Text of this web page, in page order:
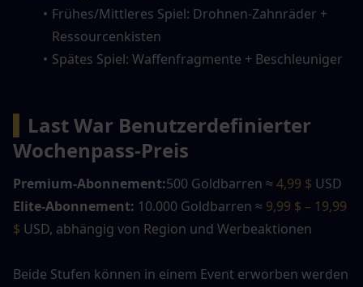
Frühes/Mittleres Spiel: Drohnen-Zahnräder +
Ressourcenkisten
Spätes Spiel: Waffenfragmente + Beschleuniger
Last War Benutzerdefinierter
Wochenpass-Preis
Premium-Abonnement:500 Goldbarren ≈ 4,99 $ USD
Elite-Abonnement: 10.000 Goldbarren ≈ 9,99 $ – 19,99
$ USD, abhängig von Region und Werbeaktionen
Beide Stufen können in einem Event erworben werden